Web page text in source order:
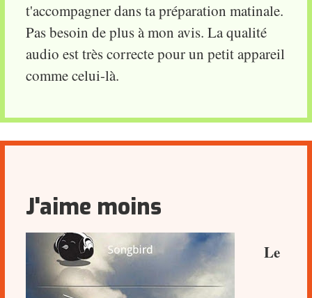
t'accompagner dans ta préparation matinale.
Pas besoin de plus à mon avis. La qualité
audio est très correcte pour un petit appareil
comme celui-là.
J'aime moins
Le